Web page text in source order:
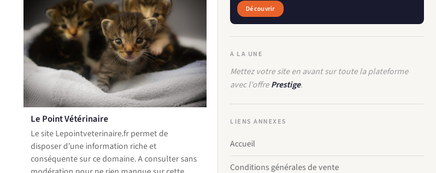
Le Point Vétérinaire
Le site Lepointveterinaire.fr permet de
disposer d’une information riche et
conséquente sur ce domaine. A consulter sans
Découvrir
A LA UNE
Mettez votre site en avant sur toute la plateforme
avec l'offrePrestige.
LIENS ANNEXES
Accueil
Conditions générales de vente